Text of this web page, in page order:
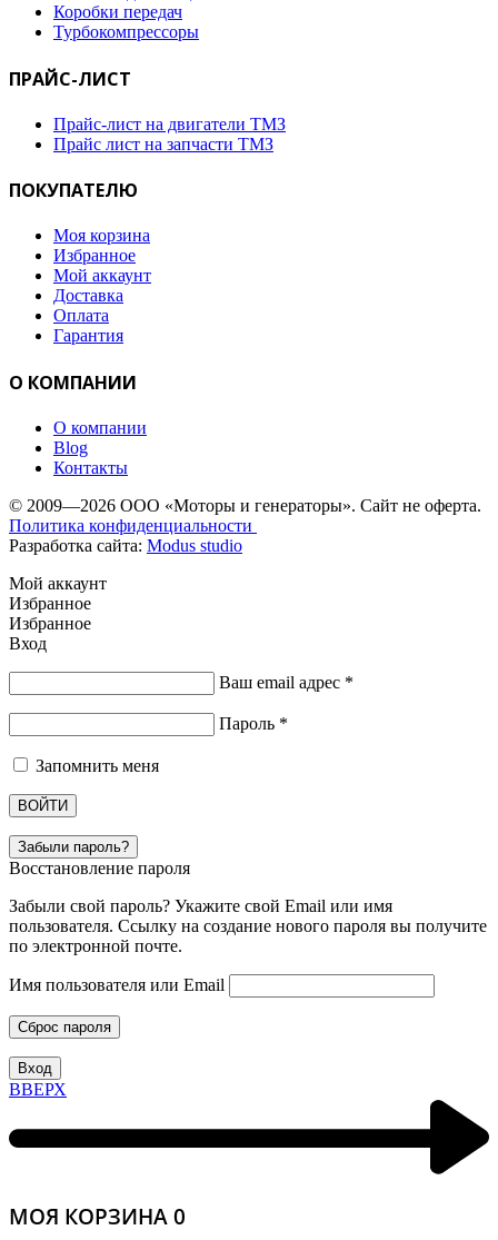
Коробки передач
Турбокомпрессоры
ПРАЙС-ЛИСТ
Прайс-лист на двигатели ТМЗ
Прайс лист на запчасти ТМЗ
ПОКУПАТЕЛЮ
Моя корзина
Избранное
Мой аккаунт
Доставка
Оплата
Гарантия
О КОМПАНИИ
О компании
Blog
Контакты
© 2009—2026 ООО «Моторы и генераторы». Сайт не оферта.
Политика конфиденциальности
Разработка сайта: Modus studio
Мой аккаунт
Избранное
Избранное
Вход
Ваш email адрес *
Пароль *
Запомнить меня
ВОЙТИ
Забыли пароль?
Восстановление пароля
Забыли свой пароль? Укажите свой Email или имя
пользователя. Ссылку на создание нового пароля вы получите
по электронной почте.
Имя пользователя или Email
Сброс пароля
Вход
ВВЕРХ
МОЯ КОРЗИНА 0